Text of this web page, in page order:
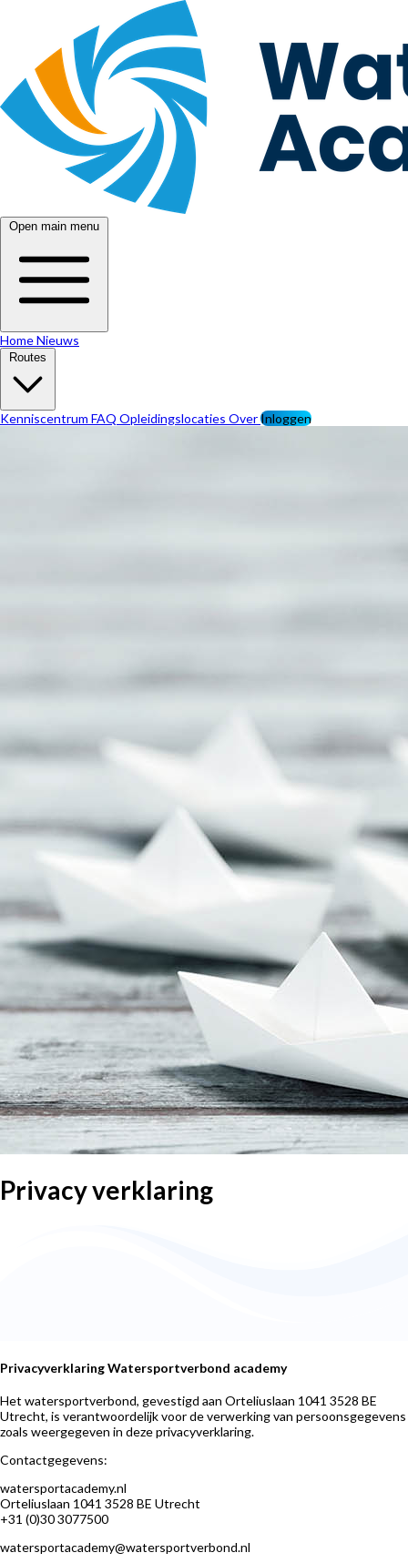
Open main menu
HomeNieuws
Routes
Kenniscentrum FAQ Opleidingslocaties OverInloggen
Privacy verklaring
Privacyverklaring Watersportverbond academy
Het watersportverbond, gevestigd aan Orteliuslaan 1041 3528 BE
Utrecht, is verantwoordelijk voor de verwerking van persoonsgegevens
zoals weergegeven in deze privacyverklaring.
Contactgegevens:
watersportacademy.nl
Orteliuslaan 1041 3528 BE Utrecht
+31 (0)30 3077500
watersportacademy@watersportverbond.nl